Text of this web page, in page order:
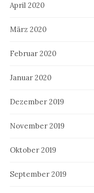
April 2020
März 2020
Februar 2020
Januar 2020
Dezember 2019
November 2019
Oktober 2019
September 2019